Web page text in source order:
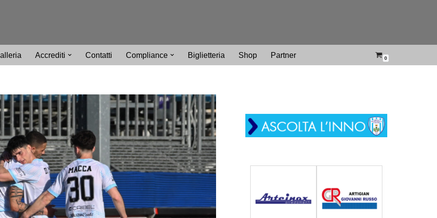
Accrediti Contatti Compliance Biglietteria Shop Partner 0